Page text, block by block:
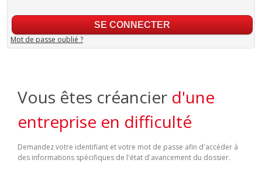
Mot de passe oublié ?
Vous êtes créancier d'une
entreprise en difficulté
Demandez votre identifiant et votre mot de passe afin d'accéder à
des informations spécifiques de l'état d'avancement du dossier.